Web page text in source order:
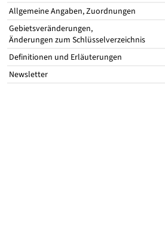
Allgemeine Angaben, Zuordnungen
Gebietsveränderungen,
Änderungen zum Schlüsselverzeichnis
Definitionen und Erläuterungen
Newsletter